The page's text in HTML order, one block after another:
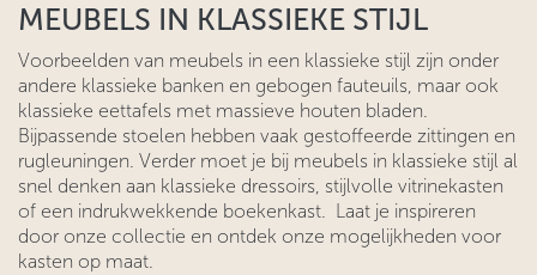
MEUBELS IN KLASSIEKE STIJL
Voorbeelden van meubels in een klassieke stijl zijn onder
andere klassieke banken en gebogen fauteuils, maar ook
klassieke eettafels met massieve houten bladen.
Bijpassende stoelen hebben vaak gestoffeerde zittingen en
rugleuningen. Verder moet je bij meubels in klassieke stijl al
snel denken aan klassieke dressoirs, stijlvolle vitrinekasten
of een indrukwekkende boekenkast. Laat je inspireren
door onze collectie en ontdek onze mogelijkheden voor
kasten op maat.